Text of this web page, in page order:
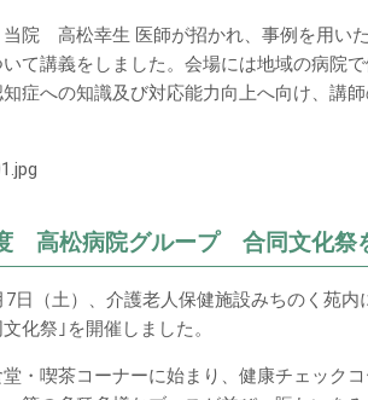
当院 高松幸生 医師が招かれ、事例を用い
て講義をしました。会場には地域の病院
症への知識及び対応能力向上へ向け、講
高松病院グループ 合同文化祭
7日（土）、介護老人保健施設みちのく苑
化祭｣を開催しました。
・喫茶コーナーに始まり、健康チェック